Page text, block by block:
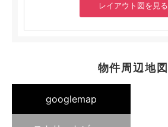
レイアウト図を見る
物件周辺地図
googlemap